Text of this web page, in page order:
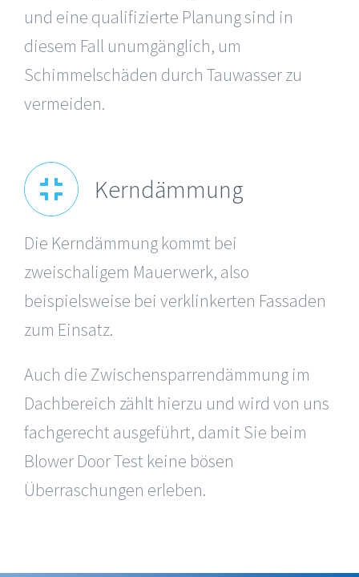
und eine qualifizierte Planung sind in
diesem Fall unumgänglich, um
Schimmelschäden durch Tauwasser zu
vermeiden.
Kerndämmung
Die Kerndämmung kommt bei
zweischaligem Mauerwerk, also
beispielsweise bei verklinkerten Fassaden
zum Einsatz.
Auch die Zwischensparrendämmung im
Dachbereich zählt hierzu und wird von uns
fachgerecht ausgeführt, damit Sie beim
Blower Door Test keine bösen
Überraschungen erleben.